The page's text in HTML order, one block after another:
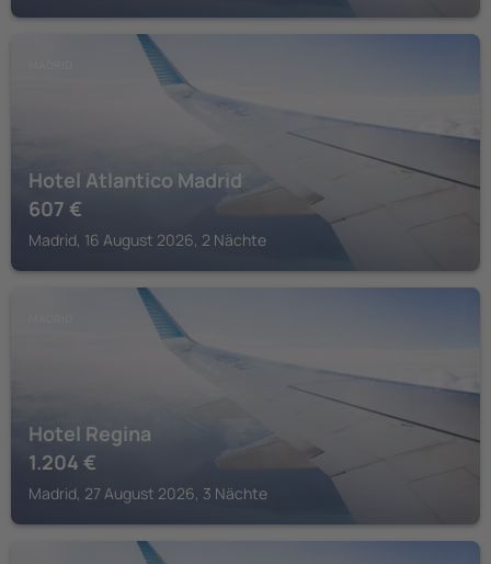
Hotel Atlantico Madrid
607 €
Madrid, 16 August 2026, 2 Nächte
Hotel Regina
1.204 €
Madrid, 27 August 2026, 3 Nächte